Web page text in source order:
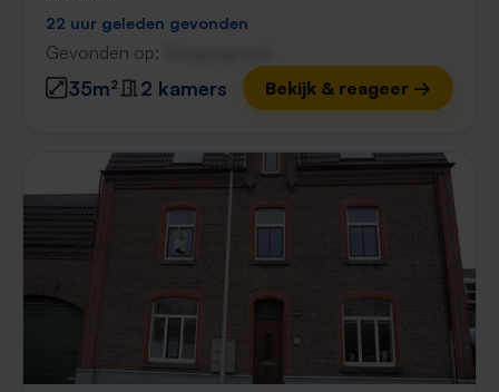
22 uur geleden gevonden
Gevonden op:
35m² 2 kamers Bekijk & reageer →